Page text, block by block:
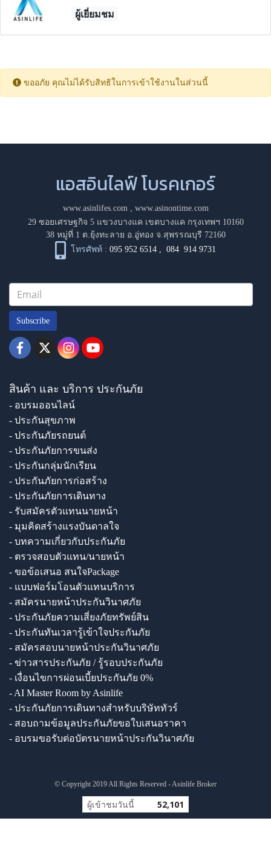
ผู้เยี่ยมชม
ขออภัย คุณไม่ได้รับสิทธิในการเข้าใช้งานในส่วนนี้
แอสอินไลฟ์ โบรคเกอร์
www.asinlifes.com, www.asinontime.com
29 ซอยเศรษฐกิจ 5 แขวงบางแค เขตบางแค กรุงเทพฯ 10160
38 หมู่ที่ 1 ต.ยุ้งทะลาย อ.อู่ทอง จ.สุพรรณบุรี 72160
โทรศัพท์ : 095 952 6514 ,084 914 9731
Subscribe
สินค้า และ บริการ ประกันภัย
- อบรมออนไลน์
- ประกันสุขภาพ
- ประกันภัยรถยนต์
- ประกันภัยการขนส่ง
- ประกันกลุ่มนักเรียน
- ประกันภัยการก่อสร้าง
- ประกันภัยการเดินทาง
- รับสมัครตัวแทนนายหน้า
- มุมคิดสร้างแรงบันดาลใจ
- บทความเกี่ยวกับประกันภัย
- ตรวจสอบตัวแทน/นายหน้า
- ขอข้อเสนอ สนใจPackage
- แบบฟอร์มโอนตัวแทนบริการ
- สมัครนายหน้าประกันวินาศภัย
- ประกันภัยความเสี่ยงภัยทรัพย์สิน
- ประกันทันเวลารู้เข้าใจประกันภัย
- สมัครสอบนายหน้าประกันวินาศภัย
- ข่าวสารประกันภัย / รู้รอบประกันภัย
- เงื่อนไขการผ่อนเบี้ยประกันภัย 0%
- AI Master Room by Asinlife
- ประกันภัยการเดินทางสำหรับบริษัททัวร์
- สอบถามข้อมูลประกันภัยขอใบเสนอราคา
- อบรมขอรับต่อบัตรนายหน้าประกันวินาศภัย
© Copyright 2019 All Rights Reserved - Asinlife Broker
ผู้เข้าชมวันนี้ 52,101